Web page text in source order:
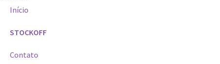
Início
STOCKOFF
Contato